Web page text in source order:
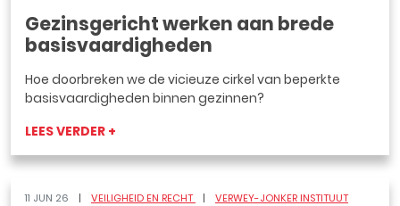
Gezinsgericht werken aan brede
basisvaardigheden
Hoe doorbreken we de vicieuze cirkel van beperkte
basisvaardigheden binnen gezinnen?
LEES VERDER +
11 JUN 26 VEILIGHEID EN RECHT VERWEY-JONKER INSTITUUT